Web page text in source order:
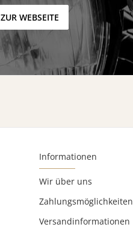
ZUR WEBSEITE
Informationen
Wir über uns
Zahlungsmöglichkeiten
Versandinformationen